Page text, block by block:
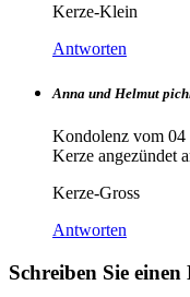
Kerze-Klein
Antworten
Anna und Helmut
Kondolenz vom 04
Kerze angezündet
Kerze-Gross
Antworten
Schreiben Sie